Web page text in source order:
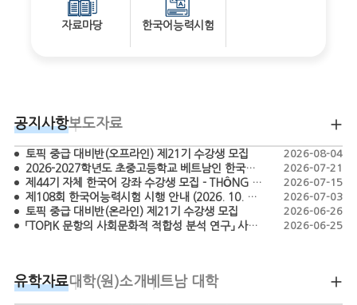
자료마당 한국어능력시험
공지사항보도자료
토픽 중급 대비반(오프라인) 제21기 수강생 모집 2026-08-04
2026-2027학년도 초중고등학교 베트남인 한국어 교원 모집 공고 - TUYỂN DỤNG GIÁO VIÊN TIẾNG HÀN BẬC TIỂU HỌC, THCS, THPT NĂM HỌC 2026-2027 2026-07-21
제44기 자체 한국어 강좌 수강생 모집 - THÔNG BÁO CHIÊU SINH HỌC VIÊN LỚP TIẾNG HÀN KHÓA 44 2026-07-15
제108회 한국어능력시험 시행 안내 (2026. 10. 18.) 2026-07-03
토픽 중급 대비반(온라인) 제21기 수강생 모집 2026-06-26
「TOPIK 문항의 사회문화적 적합성 분석 연구」 사업 간접보조사업자 공모 (재공고) 2026-06-25
유학자료대학(원)소개 베트남 대학